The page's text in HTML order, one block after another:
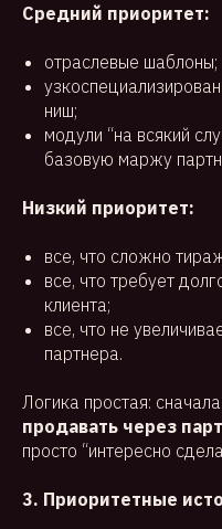
Средний приоритет:
отраслевые шаблоны;
ниш;
модули “на всякий
базовую маржу
Низкий приоритет:
все, что сложно
все, что требует
клиента;
все, что не
партнера.
Логика простая:
продавать через
просто “интересно
3. Приоритетные